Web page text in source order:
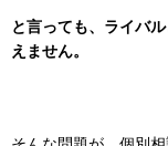
と言っても、ライバ
えません。